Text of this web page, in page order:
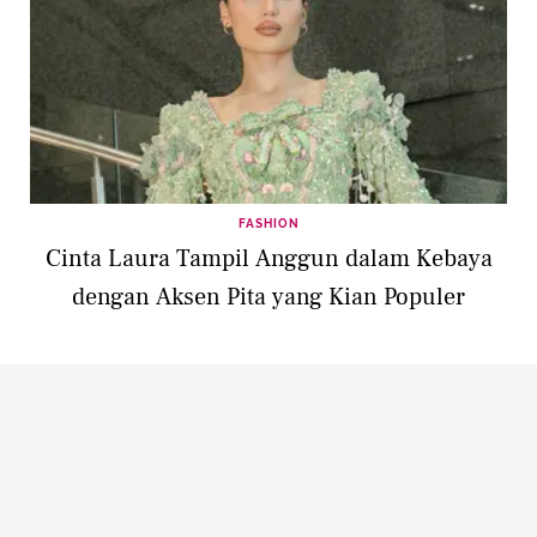
FASHION
Cinta Laura Tampil Anggun dalam Kebaya
dengan Aksen Pita yang Kian Populer